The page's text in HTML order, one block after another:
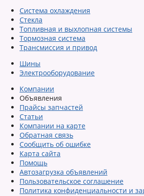
Система охлаждения
Стекла
Топливная и выхлопная системы
Тормозная система
Трансмиссия и привод
Шины
Электрооборудование
Компании
Объявления
Прайсы запчастей
Статьи
Компании на карте
Обратная связь
Сообщить об ошибке
Карта сайта
Помощь
Автозагрузка объявлений
Пользовательское соглашение
Политика конфиденциальности и